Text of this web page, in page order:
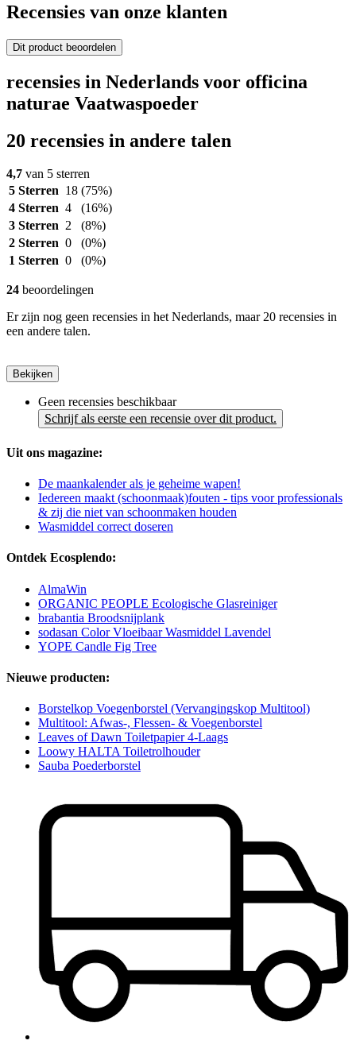
Recensies van onze klanten
Dit product beoordelen
recensies in Nederlands voor officina
naturae Vaatwaspoeder
20 recensies in andere talen
4,7 van 5 sterren
5 Sterren 18 (75%)
4 Sterren 4
(16%)
3 Sterren 2
(8%)
2 Sterren 0
(0%)
1 Sterren 0 (0%)
24 beoordelingen
Er zijn nog geen recensies in het Nederlands, maar 20 recensies in
een andere talen.
Bekijken
Geen recensies beschikbaar
Schrijf als eerste een recensie over dit product.
Uit ons magazine:
De maankalender als je geheime wapen!
Iedereen maakt (schoonmaak)fouten - tips voor professionals
& zij die niet van schoonmaken houden
Wasmiddel correct doseren
Ontdek Ecosplendo:
AlmaWin
ORGANIC PEOPLE Ecologische Glasreiniger
brabantia Broodsnijplank
sodasan Color Vloeibaar Wasmiddel Lavendel
YOPE Candle Fig Tree
Nieuwe producten:
Borstelkop Voegenborstel (Vervangingskop Multitool)
Multitool: Afwas-, Flessen- & Voegenborstel
Leaves of Dawn Toiletpapier 4-Laags
Loowy HALTA Toiletrolhouder
Sauba Poederborstel